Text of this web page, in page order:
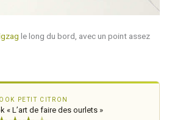
le long du bord, avec un point assez
PETIT CITRON
« L’art de faire des ourlets »